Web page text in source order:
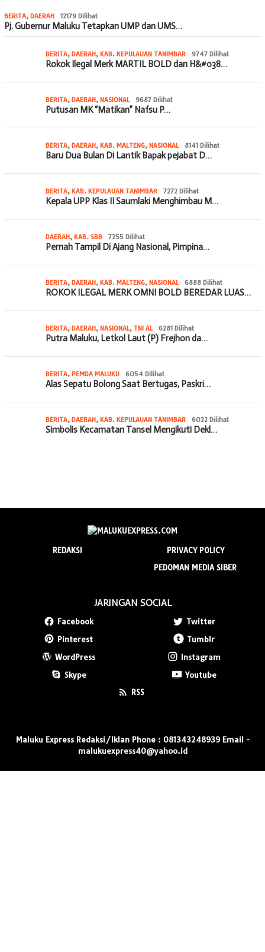
BERITA, DAERAH 12179 Dilihat
Pj. Gubernur Maluku Tetapkan UMP dan UMS…
BERITA, DAERAH, KAB. KEPULAUAN TANIMBAR 9747 Dilihat
Rokok Ilegal Merk MARTIL BOLD dan H&#038…
BERITA, DAERAH, NASIONAL 9687 Dilihat
Putusan MK “Matikan” Nafsu P…
BERITA, DAERAH, KAB. MALTENG, NASIONAL 8141 Dilihat
Baru Dua Bulan Di Lantik Bapak pejabat D…
BERITA, KAB. KEPULAUAN TANIMBAR 7272 Dilihat
Kepala UPP Klas II Saumlaki Menghimbau M…
DAERAH, KAB. SBB 7255 Dilihat
Pernah Tampil Di Ajang Nasional, Pimpina…
BERITA, DAERAH, KAB. MALTENG, NASIONAL 6888 Dilihat
ROKOK ILEGAL MERK OMNI BOLD BEREDAR LUAS…
BERITA, DAERAH, NASIONAL, TNI AL 6281 Dilihat
Putra Maluku, Letkol Laut (P) Frejhon da…
BERITA, PEMDA MALUKU 6054 Dilihat
Alas Sepatu Bolong Saat Bertugas, Paskri…
BERITA, DAERAH, KAB. KEPULAUAN TANIMBAR 6022 Dilihat
Simbolis Kecamatan Tansel Mengikuti Dekl…
REDAKSI
PRIVACY POLICY
PEDOMAN MEDIA SIBER
JARINGAN SOCIAL
Facebook
Twitter
Pinterest
Tumblr
WordPress
Instagram
Skype
Youtube
RSS
Maluku Express Redaksi/Iklan Phone : 081343248939 Email -
malukuexpress40@yahoo.id